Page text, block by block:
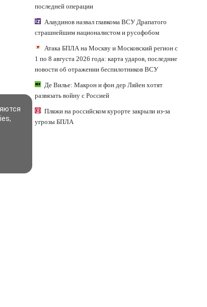
последней операции
Алаудинов назвал главкома ВСУ Драпатого
страшнейшим националистом и русофобом
Атака БПЛА на Москву и Московский регион с
1 по 8 августа 2026 года: карта ударов, последние
новости об отражении беспилотников ВСУ
Де Вилье: Макрон и фон дер Ляйен хотят
развязать войну с Россией
Пляжи на российском курорте закрыли из-за
угрозы БПЛА